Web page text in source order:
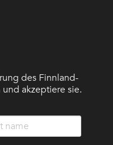
des Finnland-
akzeptiere sie.